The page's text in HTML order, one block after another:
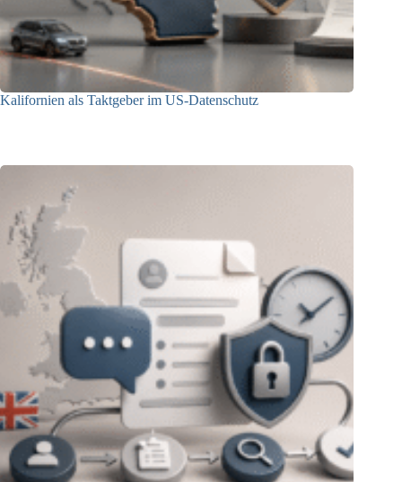
Kalifornien als Taktgeber im US-Datenschutz